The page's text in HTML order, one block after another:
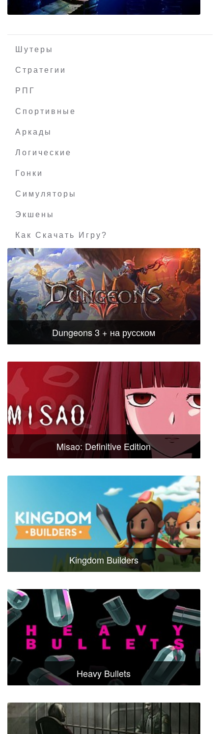
Шутеры
Стратегии
РПГ
Спортивные
Аркады
Логические
Гонки
Симуляторы
Экшены
Как Скачать Игру?
Dungeons 3 + на русском
Misao: Definitive Edition
Kingdom Builders
Heavy Bullets